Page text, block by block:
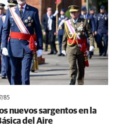
7/85
nuevos sargentos en la
del Aire